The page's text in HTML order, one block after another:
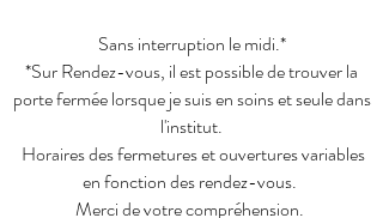
Sans interruption le midi.*
*Sur Rendez-vous, il est possible de trouver la
porte fermée lorsque je suis en soins et seule dans
l'institut.
Horaires des fermetures et ouvertures variables
en fonction des rendez-vous.
Merci de votre compréhension.